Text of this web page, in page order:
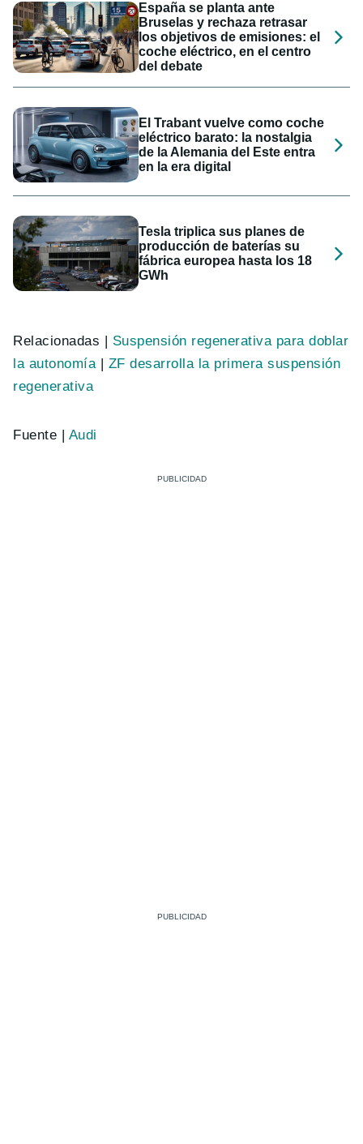
España se planta ante
Bruselas y rechaza retrasar
los objetivos de emisiones: el
coche eléctrico, en el centro
del debate
El Trabant vuelve como coche
eléctrico barato: la nostalgia
de la Alemania del Este entra
en la era digital
Tesla triplica sus planes de
producción de baterías su
fábrica europea hasta los 18
GWh
Relacionadas | Suspensión regenerativa para doblar
la autonomía| ZF desarrolla la primera suspensión
regenerativa
Fuente | Audi